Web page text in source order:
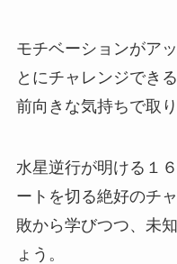
モチベーションがア
とにチャレンジでき
前向きな気持ちで取
水星逆行が明ける１
ートを切る絶好のチ
敗から学びつつ、未
ょう。